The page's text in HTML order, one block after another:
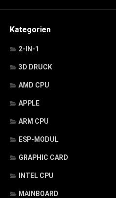
Kategorien
2-IN-1
3D DRUCK
AMD CPU
APPLE
ARM CPU
ESP-MODUL
GRAPHIC CARD
INTEL CPU
MAINBOARD